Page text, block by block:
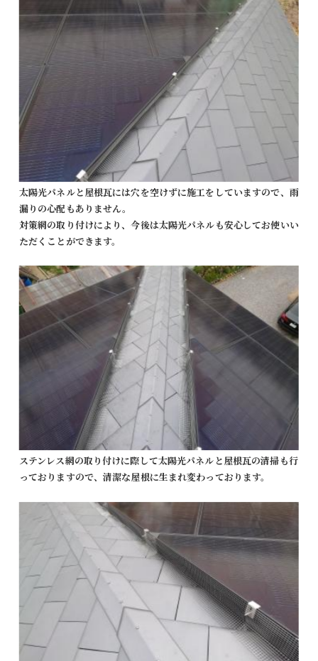
太陽光パネルと屋根瓦には穴を空けずに施工をしていますので、雨
漏りの心配もありません。
対策網の取り付けにより、今後は太陽光パネルも安心してお使いい
ただくことができます。
ステンレス網の取り付けに際して太陽光パネルと屋根瓦の清掃も行
っておりますので、清潔な屋根に生まれ変わっております。